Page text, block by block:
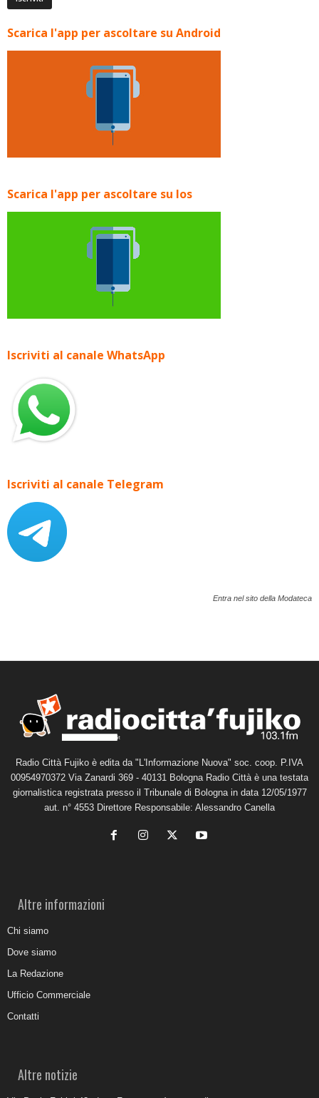
Scarica l'app per ascoltare su Android
Scarica l'app per ascoltare su Ios
Iscriviti al canale WhatsApp
Iscriviti al canale Telegram
Entra nel sito della Modateca
Radio Città Fujiko è edita da "L'Informazione Nuova" soc. coop. P.IVA
00954970372 Via Zanardi 369 - 40131 Bologna Radio Città è una testata
giornalistica registrata presso il Tribunale di Bologna in data 12/05/1977
aut. n° 4553 Direttore Responsabile: Alessandro Canella
Altre informazioni
Chi siamo
Dove siamo
La Redazione
Ufficio Commerciale
Contatti
Altre notizie